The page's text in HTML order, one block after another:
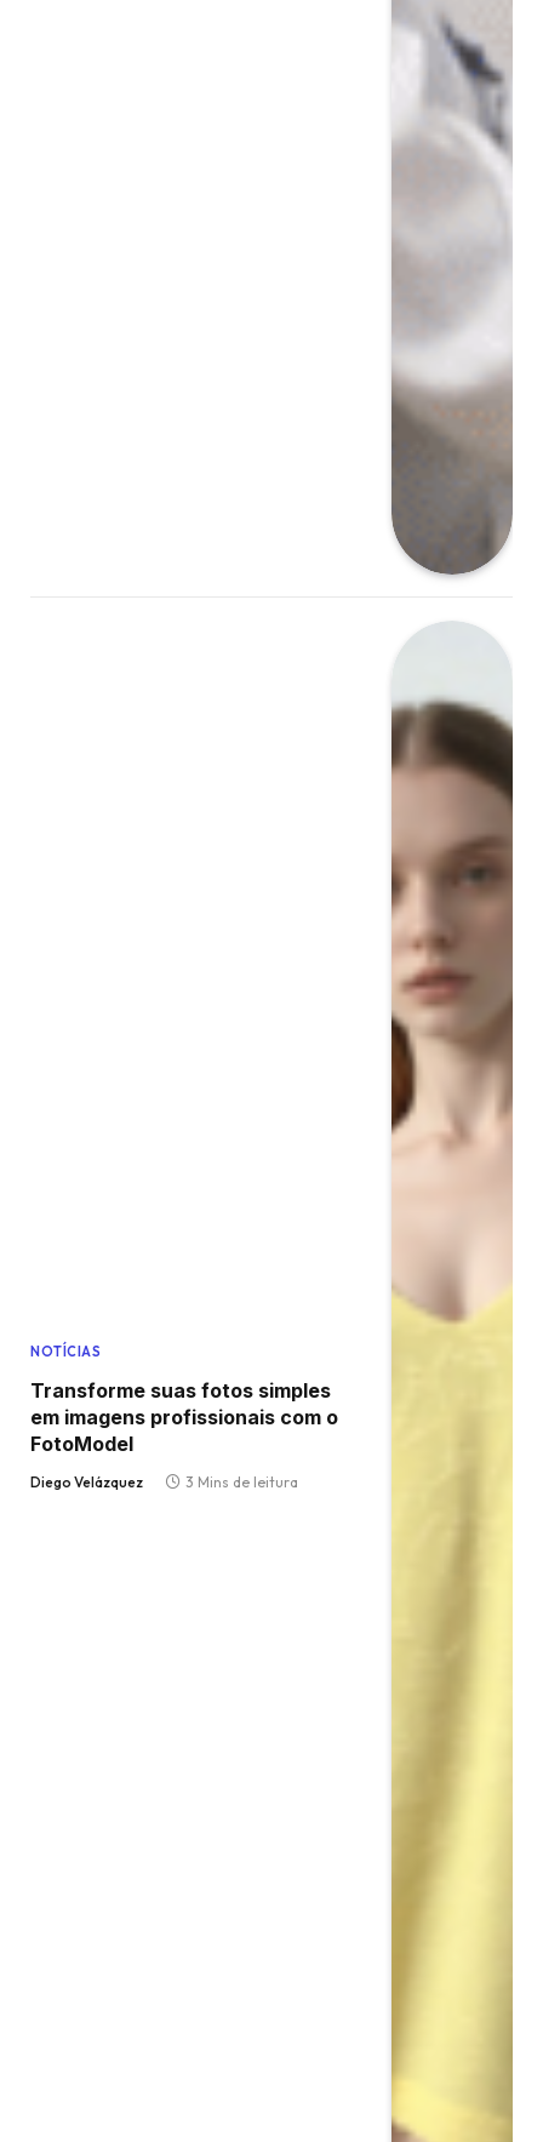
NOTÍCIAS
Transforme suas fotos simples
em imagens profissionais com o
FotoModel
Diego Velázquez 3 Mins de leitura